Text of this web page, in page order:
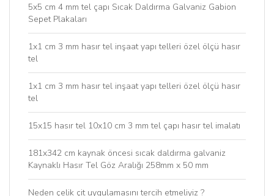
5x5 cm 4 mm tel çapı Sıcak Daldırma Galvaniz Gabion
Sepet Plakaları
1x1 cm 3 mm hasır tel inşaat yapı telleri özel ölçü hasır
tel
1x1 cm 3 mm hasır tel inşaat yapı telleri özel ölçü hasır
tel
15x15 hasır tel 10x10 cm 3 mm tel çapı hasır tel imalatı
181x342 cm kaynak öncesi sıcak daldırma galvaniz
Kaynaklı Hasır Tel Göz Aralığı 258mm x 50 mm
Neden çelik çit uygulamasını tercih etmeliyiz ?